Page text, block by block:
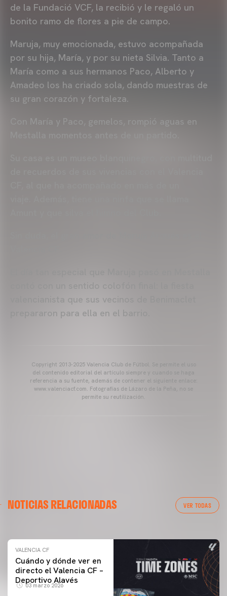
de la Fundació VCF, la recibió y le regaló un
bonito ramo de flores a pie de campo.
Maruja, muy emocionada, estuvo acompañada
por su hija, María, y por su nieta Silvia. Tanto a
María como a sus hermanos Paco, Alberto y
Amadeo los ha criado sola, dando muestras de
su gran corazón y fortaleza.
Con María y Paco, gemelos, rompió aguas en
valencianista que sus vecinos de Benimaclet
prepararon para ella en el barrio.
Copyright 2013-2025 Valencia Club de Fútbol. Se permite el uso
del contenido editorial del artículo siempre y cuando se haga
referencia a su fuente, además de contener el siguiente enlace:
www.valenciacf.com. Fotografías de Lázaro de la Peña, no se
permite su reutilización.
NOTICIAS RELACIONADAS VER TODAS
ENTRENAMIENTO DEL VALENCIA CF 04/03/26
VALENCIA CF
Cuándo y dónde ver en
directo el Valencia CF –
Deportivo Alavés
03 marzo 2026